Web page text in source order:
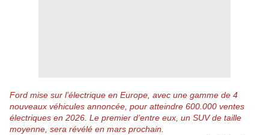
Ford mise sur l’électrique en Europe, avec une gamme de 4
nouveaux véhicules annoncée, pour atteindre 600.000 ventes
électriques en 2026. Le premier d’entre eux, un SUV de taille
moyenne, sera révélé en mars prochain.